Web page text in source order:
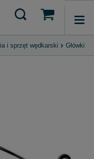
i sprzęt wędkarski Główki